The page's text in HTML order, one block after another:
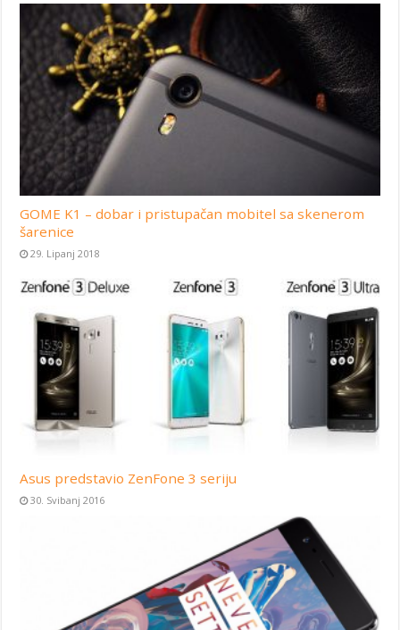
GOME K1 – dobar i pristupačan mobitel sa skenerom
šarenice
29. Lipanj 2018
Asus predstavio ZenFone 3 seriju
30. Svibanj 2016